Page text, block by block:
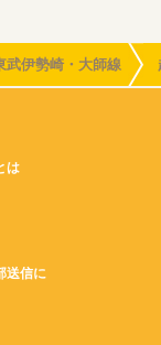
武伊勢崎・大師線
は
送信に